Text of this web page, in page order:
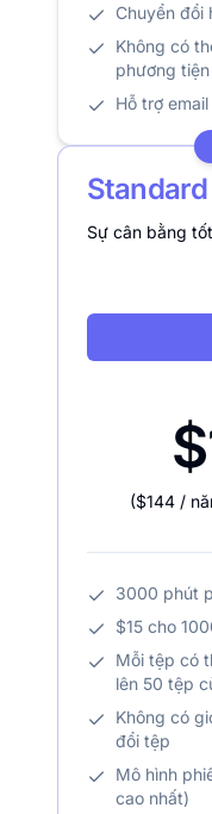
Chuyển đổi
Không có
phương tiện
Hỗ trợ
Standard
Sự cân bằng
($144 /
3000 phút
$15 cho
Mỗi tệp có
lên 50 tệp
Không có
đổi tệp
Mô hình
cao nhất)